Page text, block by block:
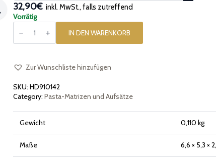
32,90€ inkl. MwSt., falls zutreffend
Vorrätig
Matrize
aus
Ostereier
IN DEN WARENKORB
Zur Wunschliste hinzufügen
SKU: HD910142
Category: Pasta-Matrizen und Aufsätze
Gewicht 0,110 kg
Maße 6,6 × 5,3 ×